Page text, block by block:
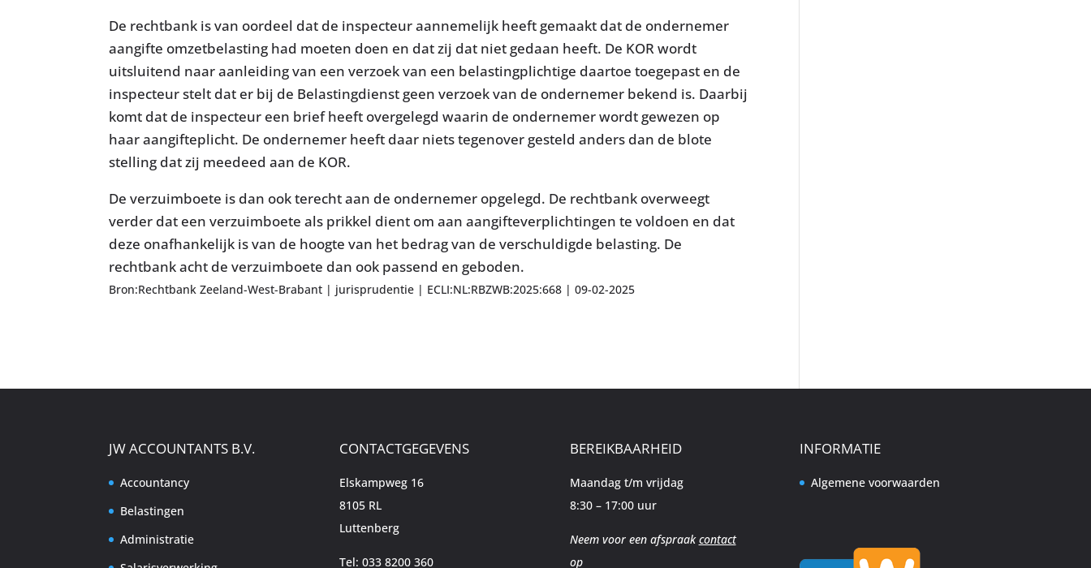
De rechtbank is van oordeel dat de inspecteur aannemelijk heeft gemaakt dat de ondernemer
aangifte omzetbelasting had moeten doen en dat zij dat niet gedaan heeft. De KOR wordt
uitsluitend naar aanleiding van een verzoek van een belastingplichtige daartoe toegepast en de
inspecteur stelt dat er bij de Belastingdienst geen verzoek van de ondernemer bekend is. Daarbij
komt dat de inspecteur een brief heeft overgelegd waarin de ondernemer wordt gewezen op
haar aangifteplicht. De ondernemer heeft daar niets tegenover gesteld anders dan de blote
stelling dat zij meedeed aan de KOR.
De verzuimboete is dan ook terecht aan de ondernemer opgelegd. De rechtbank overweegt
verder dat een verzuimboete als prikkel dient om aan aangifteverplichtingen te voldoen en dat
deze onafhankelijk is van de hoogte van het bedrag van de verschuldigde belasting. De
rechtbank acht de verzuimboete dan ook passend en geboden.
Bron:Rechtbank Zeeland-West-Brabant | jurisprudentie | ECLI:NL:RBZWB:2025:668 | 09-02-2025
JW ACCOUNTANTS B.V.
Accountancy
Belastingen
Administratie
CONTACTGEGEVENS
Elskampweg 16
8105 RL
Luttenberg
Tel: 033 8200 360
BEREIKBAARHEID
Maandag t/m vrijdag
8:30 – 17:00 uur
Neem voor een afspraakcontact
op
INFORMATIE
Algemene voorwaarden